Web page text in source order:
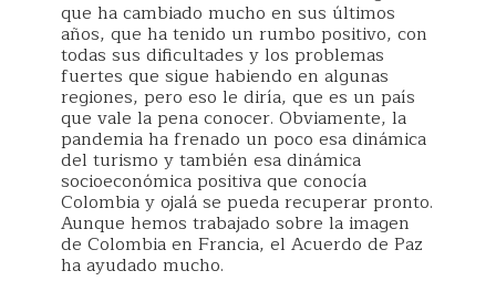
que ha cambiado mucho en sus últimos
años, que ha tenido un rumbo positivo, con
todas sus dificultades y los problemas
fuertes que sigue habiendo en algunas
regiones, pero eso le diría, que es un país
que vale la pena conocer. Obviamente, la
pandemia ha frenado un poco esa dinámica
del turismo y también esa dinámica
socioeconómica positiva que conocía
Colombia y ojalá se pueda recuperar pronto.
Aunque hemos trabajado sobre la imagen
de Colombia en Francia, el Acuerdo de Paz
ha ayudado mucho.